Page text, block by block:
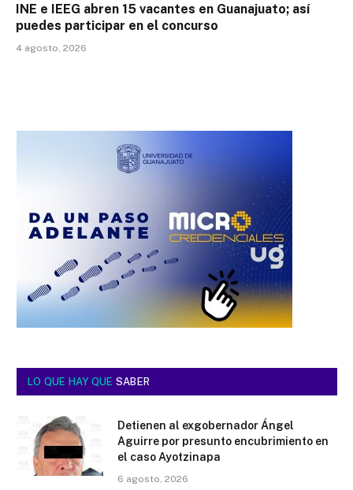
INE e IEEG abren 15 vacantes en Guanajuato; así
puedes participar en el concurso
4 agosto, 2026
LO QUE HAY QUE SABER
Detienen al exgobernador Ángel
Aguirre por presunto encubrimiento en
el caso Ayotzinapa
6 agosto, 2026